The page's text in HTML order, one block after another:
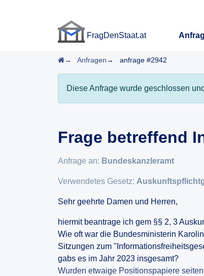
FragDenStaat.at
Startseite
Anfragen anfrage #2942
Diese Anfrage wurde geschlossen
Frage betreffend
Anfrage an: Bundeskanzleramt
Verwendetes Gesetz:
Sehr geehrte Damen und Herren,
hiermit beantrage ich gem §§ 2, 3
Wie oft war die Bundesministerin
Sitzungen zum
gabs es im Jahr 2023 insgesamt?
Wurden etwaige Positionspapiere